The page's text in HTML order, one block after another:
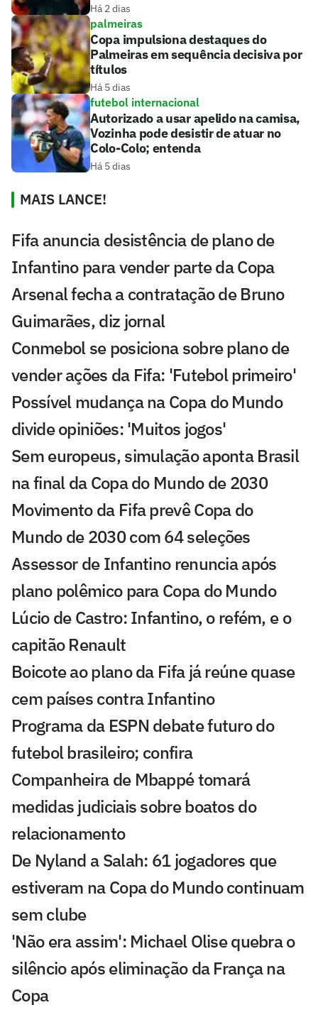
Há 2 dias
palmeiras
Copa impulsiona destaques do
Palmeiras em sequência decisiva por
títulos
Há 5 dias
futebol internacional
Autorizado a usar apelido na camisa,
Vozinha pode desistir de atuar no
Colo-Colo; entenda
Há 5 dias
MAIS LANCE!
Fifa anuncia desistência de plano de
Infantino para vender parte da Copa
Arsenal fecha a contratação de Bruno
Guimarães, diz jornal
Conmebol se posiciona sobre plano de
vender ações da Fifa: 'Futebol primeiro'
Possível mudança na Copa do Mundo
divide opiniões: 'Muitos jogos'
Sem europeus, simulação aponta Brasil
na final da Copa do Mundo de 2030
Movimento da Fifa prevê Copa do
Mundo de 2030 com 64 seleções
Assessor de Infantino renuncia após
plano polêmico para Copa do Mundo
Lúcio de Castro: Infantino, o refém, e o
capitão Renault
Boicote ao plano da Fifa já reúne quase
cem países contra Infantino
Programa da ESPN debate futuro do
futebol brasileiro; confira
Companheira de Mbappé tomará
medidas judiciais sobre boatos do
relacionamento
De Nyland a Salah: 61 jogadores que
estiveram na Copa do Mundo continuam
sem clube
'Não era assim': Michael Olise quebra o
silêncio após eliminação da França na
Copa